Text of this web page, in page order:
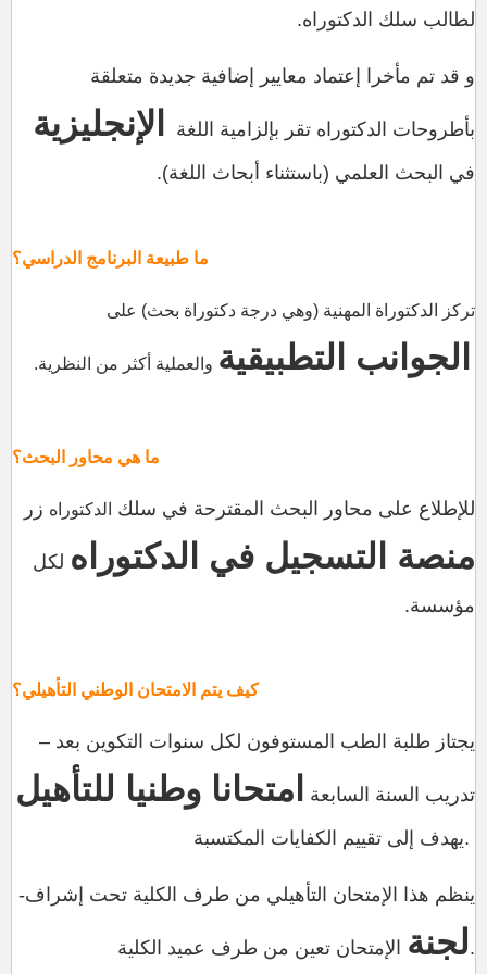
لطالب سلك الدكتوراه.
و قد تم مأخرا إعتماد معايير إضافية جديدة متعلقة
بأطروحات الدكتوراه تقر بإلزامية اللغة الإنجليزية
في البحث العلمي (باستثناء أبحاث اللغة).
ما طبيعة البرنامج الدراسي؟
تركز الدكتوراة المهنية (وهي درجة دكتوراة بحث) على
الجوانب التطبيقية والعملية أكثر من النظرية.
ما هي محاور البحث؟
للإطلاع على محاور البحث المقترحة في سلك الدكتوراه زر
منصة التسجيل في الدكتوراه لكل
مؤسسة.
كيف يتم الامتحان الوطني التأهيلي؟
– يجتاز طلبة الطب المستوفون لكل سنوات التكوين بعد
تدريب السنة السابعة امتحانا وطنيا للتأهيل
يهدف إلى تقييم الكفايات المكتسبة.
-ينظم هذا الإمتحان التأهيلي من طرف الكلية تحت إشراف
لجنةالإمتحان تعين من طرف عميد الكلية.